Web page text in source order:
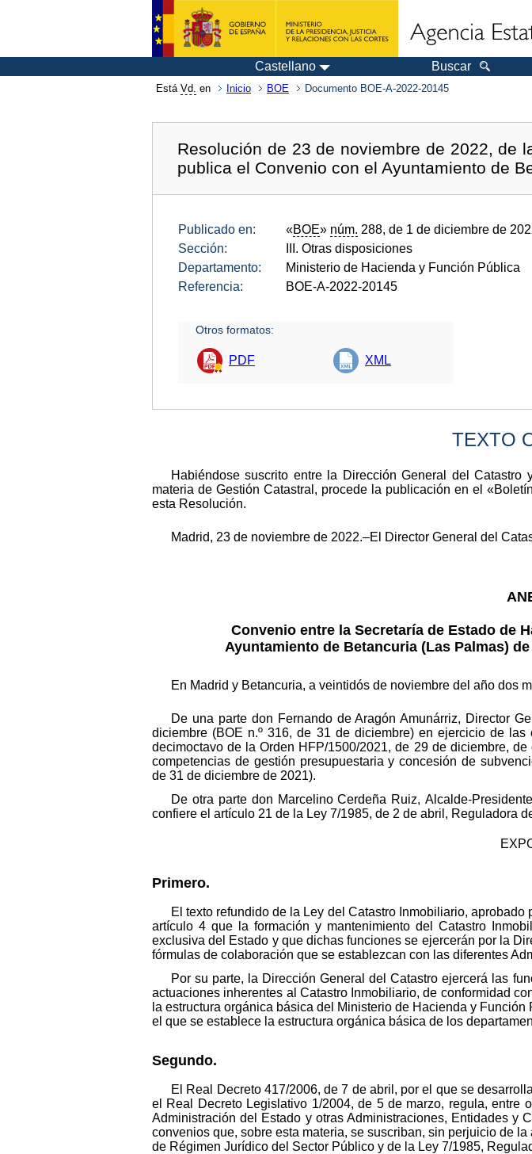
Castellano Buscar
Está Vd. en Inicio BOE Documento BOE-A-2022-20145
Resolución de 23 de noviembre de 2022, de
publica el Convenio con el Ayuntamiento de
Publicado en: «BOE» núm. 288, de 1 de diciembre de
Sección:
III. Otras disposiciones
Departamento:
Ministerio de Hacienda y Función Pública
Referencia:
BOE-A-2022-20145
Otros formatos:
PDF XML
TEXTO
Habiéndose suscrito entre la Dirección General del
materia de Gestión Catastral, procede la publicación en el
esta Resolución.
Madrid, 23 de noviembre de 2022.–El Director General del
Convenio entre la Secretaría de Estado de
Ayuntamiento de Betancuria (Las Palmas)
En Madrid y Betancuria, a veintidós de noviembre del año dos
De una parte don Fernando de Aragón Amunárriz, Director
diciembre (BOE n.º 316, de 31 de diciembre) en ejercicio de
decimoctavo de la Orden HFP/1500/2021, de 29 de diciembre,
competencias de gestión presupuestaria y concesión de
de 31 de diciembre de 2021).
De otra parte don Marcelino Cerdeña Ruiz, Alcalde-
confiere el artículo 21 de la Ley 7/1985, de 2 de abril, Reguladora
Primero.
El texto refundido de la Ley del Catastro Inmobiliario,
artículo 4 que la formación y mantenimiento del Catastro
exclusiva del Estado y que dichas funciones se ejercerán por la
fórmulas de colaboración que se establezcan con las diferentes
Por su parte, la Dirección General del Catastro ejercerá las
actuaciones inherentes al Catastro Inmobiliario, de conformidad
la estructura orgánica básica del Ministerio de Hacienda y
el que se establece la estructura orgánica básica de los
Segundo.
El Real Decreto 417/2006, de 7 de abril, por el que se
el Real Decreto Legislativo 1/2004, de 5 de marzo, regula, entre
Administración del Estado y otras Administraciones, Entidades y
convenios que, sobre esta materia, se suscriban, sin perjuicio de
de Régimen Jurídico del Sector Público y de la Ley 7/1985,